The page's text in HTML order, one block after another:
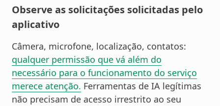
Observe as solicitações solicitadas pelo
aplicativo
Câmera, microfone, localização, contatos:
qualquer permissão que vá além do
necessário para o funcionamento do serviço
merece atenção. Ferramentas de IA legítimas
não precisam de acesso irrestrito ao seu